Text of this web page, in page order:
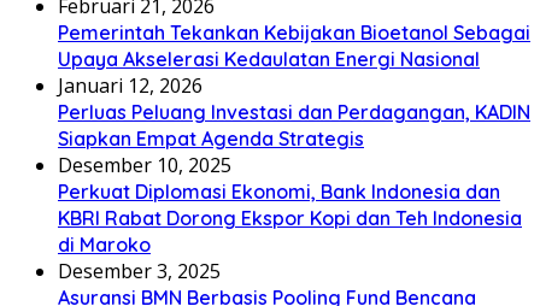
Februari 21, 2026
Pemerintah Tekankan Kebijakan Bioetanol Sebagai
Upaya Akselerasi Kedaulatan Energi Nasional
Januari 12, 2026
Perluas Peluang Investasi dan Perdagangan, KADIN
Siapkan Empat Agenda Strategis
Desember 10, 2025
Perkuat Diplomasi Ekonomi, Bank Indonesia dan
KBRI Rabat Dorong Ekspor Kopi dan Teh Indonesia
di Maroko
Desember 3, 2025
Asuransi BMN Berbasis Pooling Fund Bencana